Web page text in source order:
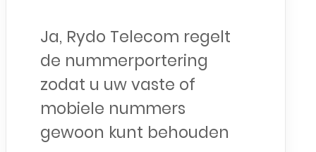
Ja, Rydo Telecom regelt
de nummerportering
zodat u uw vaste of
mobiele nummers
gewoon kunt behouden